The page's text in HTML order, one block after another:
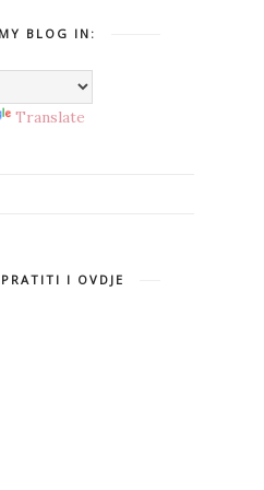
BLOG IN:
Translate
I OVDJE